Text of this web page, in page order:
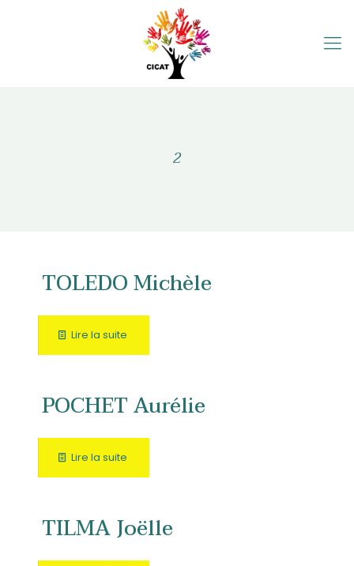
2
TOLEDO Michèle
Lire la suite
POCHET Aurélie
Lire la suite
TILMA Joëlle